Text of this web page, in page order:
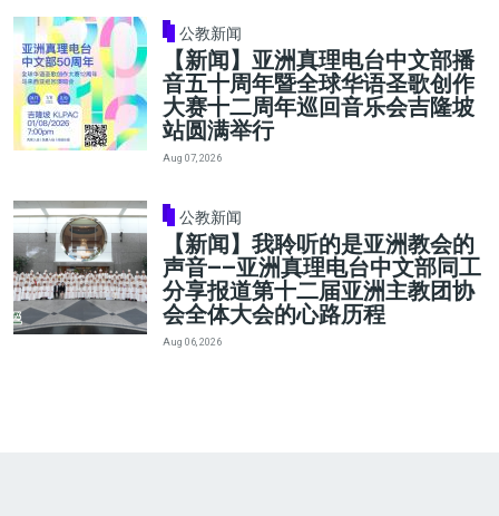
公教新闻
【新闻】亚洲真理电台中文部播
音五十周年暨全球华语圣歌创作
大赛十二周年巡回音乐会吉隆坡
站圆满举行
Aug 07, 2026
公教新闻
【新闻】我聆听的是亚洲教会的
声音——亚洲真理电台中文部同工
分享报道第十二届亚洲主教团协
会全体大会的心路历程
Aug 06, 2026